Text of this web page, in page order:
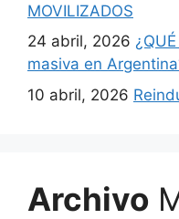
MOVILIZADOS
24 abril, 2026
masiva en
10 abril, 2026
Archivo